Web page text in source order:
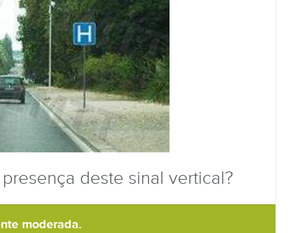
deste sinal vertical?
moderada.